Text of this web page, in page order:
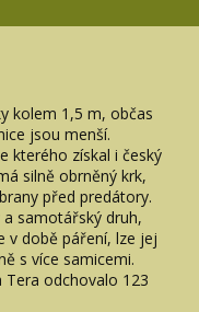
kolem 1,5 m, občas
jsou menší.
kterého získal i český
silně obrněný krk,
před predátory.
samotářský druh,
v době páření, lze jej
s více samicemi.
Tera odchovalo 123